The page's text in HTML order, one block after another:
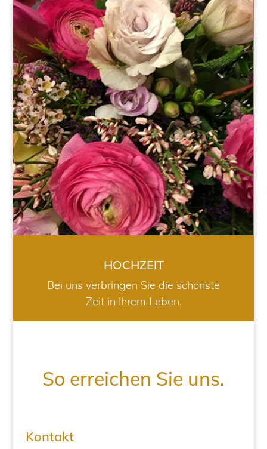
HOCHZEIT
HOCHZEIT
Bei uns verbringen Sie die schönste
Zeit in Ihrem Leben.
So erreichen Sie uns.
Kontakt